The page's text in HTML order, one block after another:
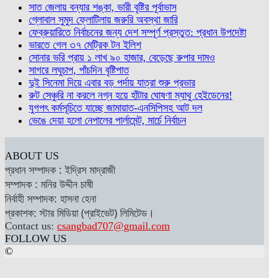
সাত জেলায় বন্যার শঙ্কা, ভারী বৃষ্টির পূর্বাভাস
গ্লোবাল সুমুদ ফ্লোটিলায় জরুরি অবস্থা জারি
ফেব্রুয়ারিতে নির্বাচনের জন্য দেশ সম্পূর্ণ প্রস্তুত: প্রধান উপদেষ্টা
ভারতে গেল ৩৭ মেট্রিক টন ইলিশ
সোনার ভরি প্রায় ১ লাখ ৯০ হাজার, বেড়েছে রুপার দামও
সাগরে লঘুচাপ, পাঁচদিন বৃষ্টিপাত
দুই সিনেমা দিয়ে এবার বড় পর্দায় যাত্রা শুরু প্রভার
রুট সেঞ্চুরি না করলে নগ্ন হয়ে হাঁটার ঘোষণা ম্যাথু হেইডেনের!
যুগপৎ কর্মসূচিতে যাচ্ছে জামায়াত-এনসিপিসহ আট দল
ভেঙে দেয়া হলো নেপালের পার্লামেন্ট, মার্চে নির্বাচন
ABOUT US
প্রধান সম্পাদক : ইদ্রিস মাদ্রাজী
সম্পাদক : মনির উদ্দীন চাষী
নির্বাহী সম্পাদক: হাসনা হেনা
প্রকাশক: স্টার মিডিয়া (প্রাইভেট) লিমিটেড।
Contact us: csangbad707@gmail.com
FOLLOW US
©